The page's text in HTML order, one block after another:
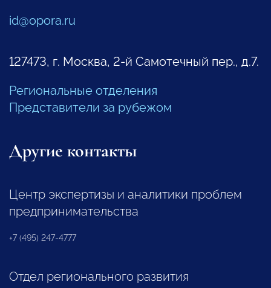
id@opora.ru
127473, г. Москва, 2-й Самотечный пер., д.7.
Региональные отделения
Представители за рубежом
Другие контакты
Центр экспертизы и аналитики проблем
предпринимательства
+7 (495) 247-4777
Отдел регионального развития